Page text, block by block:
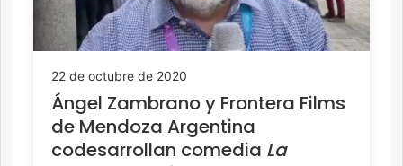
22 de octubre de 2020
Ángel Zambrano y Frontera Films
de Mendoza Argentina
codesarrollan comedia La